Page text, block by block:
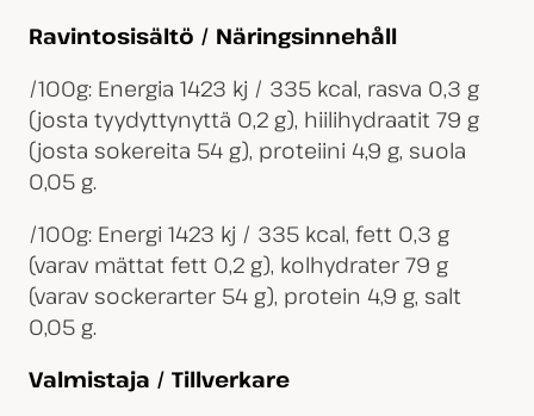
Ravintosisältö / Näringsinnehåll
/100g: Energia 1423 kj / 335 kcal, rasva 0,3 g
(josta tyydyttynyttä 0,2 g), hiilihydraatit 79 g
(josta sokereita 54 g), proteiini 4,9 g, suola
0,05 g.
/100g: Energi 1423 kj / 335 kcal, fett 0,3 g
(varav mättat fett 0,2 g), kolhydrater 79 g
(varav sockerarter 54 g), protein 4,9 g, salt
0,05 g.
Valmistaja / Tillverkare